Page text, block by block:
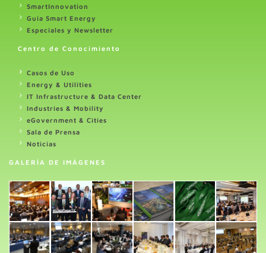
SmartInnovation
Guia Smart Energy
Especiales y Newsletter
Centro de Conocimiento
Casos de Uso
Energy & Utilities
IT Infrastructure & Data Center
Industries & Mobility
eGovernment & Cities
Sala de Prensa
Noticias
GALERÍA DE IMÁGENES